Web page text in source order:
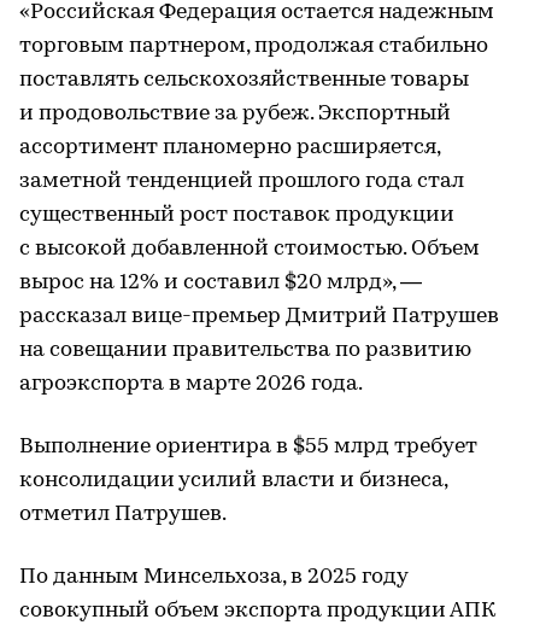
«Российская Федерация остается надежным
торговым партнером, продолжая стабильно
поставлять сельскохозяйственные товары
и продовольствие за рубеж. Экспортный
ассортимент планомерно расширяется,
заметной тенденцией прошлого года стал
существенный рост поставок продукции
с высокой добавленной стоимостью. Объем
вырос на 12% и составил $20 млрд», —
рассказал вице-премьер Дмитрий Патрушев
на совещании правительства по развитию
агроэкспорта в марте 2026 года.
Выполнение ориентира в $55 млрд требует
консолидации усилий власти и бизнеса,
отметил Патрушев.
По данным Минсельхоза, в 2025 году
совокупный объем экспорта продукции АПК